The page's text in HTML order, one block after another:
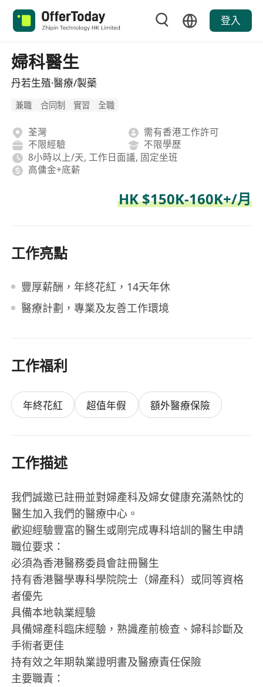
登入
婦科醫生
丹若生殖·醫療/製藥
兼職 合同制 實習 全職
荃灣
需有香港工作許可
不限經驗
不限學歷
8小時以上/天, 工作日面議, 固定坐班
高傭金+底薪
HK $150K-160K+/月
工作亮點
豐厚薪酬，年終花紅，14天年休
醫療計劃，專業及友善工作環境
工作福利
年終花紅 超值年假 額外醫療保險
工作描述
我們誠邀已註冊並對婦產科及婦女健康充滿熱忱的
醫生加入我們的醫療中心。
歡迎經驗豐富的醫生或剛完成專科培訓的醫生申請
職位要求：
必須為香港醫務委員會註冊醫生
持有香港醫學專科學院院士（婦產科）或同等資格
者優先
具備本地執業經驗
具備婦產科臨床經驗，熟識產前檢查、婦科診斷及
手術者更佳
持有效之年期執業證明書及醫療責任保險
主要職責：